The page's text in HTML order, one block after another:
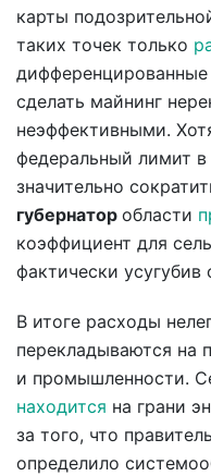
карты
таких точек только
сделать майнинг
неэффективными.
федеральный лимит в
значительно
губернатор области
коэффициент для
фактически усугубив
В итоге расходы
перекладываются на
и промышленности.
находится на грани
за того, что
определило